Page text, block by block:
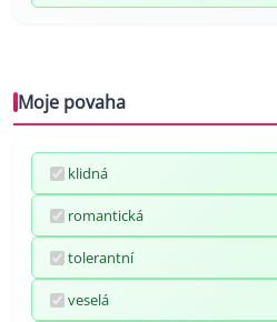
Moje povaha
klidná
romantická
tolerantní
veselá